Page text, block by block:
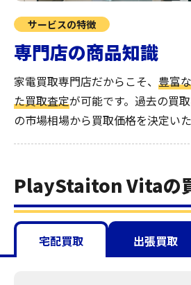
サービスの特徴
専門店の商品知識
家電買取専門店だからこそ、 豊富
た買取査定が可能です。過去の買
の市場相場から買取価格を決定いた
PlayStaiton Vitaの
宅配買取 出張買取